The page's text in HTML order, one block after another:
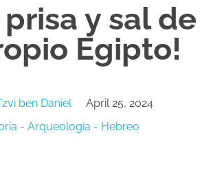
prisa y sal de
Egipto!
ben Daniel
April 25, 2024
- Arqueología - Hebreo